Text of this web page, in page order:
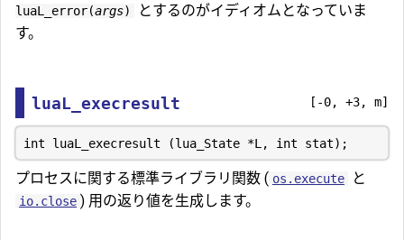
luaL_error(args)
とするのがイディオムとなっていま
す。
luaL_execresult [-0, +3, m]
プロセスに関する標準ライブラリ関数 ( os.execute と
io.close ) 用の返り値を生成します。